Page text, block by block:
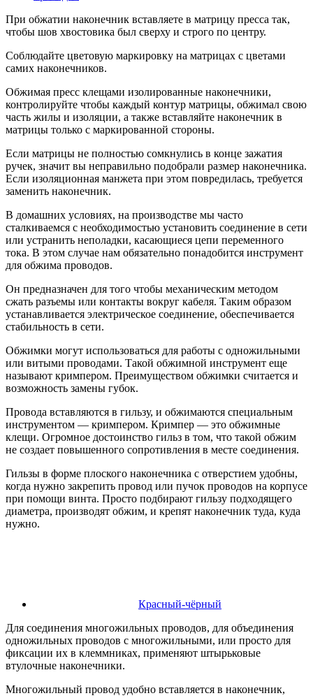
При обжатии наконечник вставляете в матрицу пресса так,
чтобы шов хвостовика был сверху и строго по центру.
Соблюдайте цветовую маркировку на матрицах с цветами
самих наконечников.
Обжимая пресс клещами изолированные наконечники,
контролируйте чтобы каждый контур матрицы, обжимал свою
часть жилы и изоляции, а также вставляйте наконечник в
матрицы только с маркированной стороны.
Если матрицы не полностью сомкнулись в конце зажатия
ручек, значит вы неправильно подобрали размер наконечника.
Если изоляционная манжета при этом повредилась, требуется
заменить наконечник.
В домашних условиях, на производстве мы часто
сталкиваемся с необходимостью установить соединение в сети
или устранить неполадки, касающиеся цепи переменного
тока. В этом случае нам обязательно понадобится инструмент
для обжима проводов.
Он предназначен для того чтобы механическим методом
сжать разъемы или контакты вокруг кабеля. Таким образом
устанавливается электрическое соединение, обеспечивается
стабильность в сети.
Обжимки могут использоваться для работы с одножильными
или витыми проводами. Такой обжимной инструмент еще
называют кримпером. Преимуществом обжимки считается и
возможность замены губок.
Провода вставляются в гильзу, и обжимаются специальным
инструментом — кримпером. Кримпер — это обжимные
клещи. Огромное достоинство гильз в том, что такой обжим
не создает повышенного сопротивления в месте соединения.
Гильзы в форме плоского наконечника с отверстием удобны,
когда нужно закрепить провод или пучок проводов на корпусе
при помощи винта. Просто подбирают гильзу подходящего
диаметра, производят обжим, и крепят наконечник туда, куда
нужно.
Красный-чёрный
Для соединения многожильных проводов, для объединения
одножильных проводов с многожильными, или просто для
фиксации их в клеммниках, применяют штырьковые
втулочные наконечники.
Многожильный провод удобно вставляется в наконечник,